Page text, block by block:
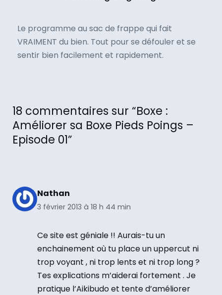
Le programme au sac de frappe qui fait
VRAIMENT du bien. Tout pour se défouler et se
sentir bien facilement et rapidement.
18 commentaires sur “Boxe :
Améliorer sa Boxe Pieds Poings –
Episode 01”
Nathan
3 février 2013 à 18 h 44 min
Ce site est géniale !! Aurais-tu un
enchainement où tu place un uppercut ni
trop voyant , ni trop lents et ni trop long ?
Tes explications m’aiderai fortement . Je
pratique l’Aikibudo et tente d’améliorer